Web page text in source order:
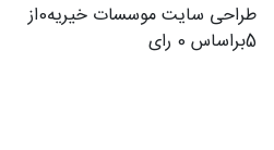
طراحی سایت موسسات خیریه0از
5براساس 0 رای